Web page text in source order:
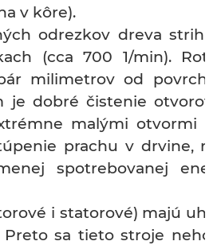
v kôre).
odrezkov dreva
(cca 700 1/min).
milimetrov od povrchu
je dobré čistenie otvorov
malými otvormi
prachu v drvine,
spotrebovanej
i statorové) majú
Preto sa tieto stroje